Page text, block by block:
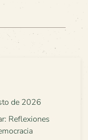
de 2026
Reflexiones